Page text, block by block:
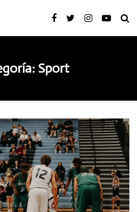
Sport